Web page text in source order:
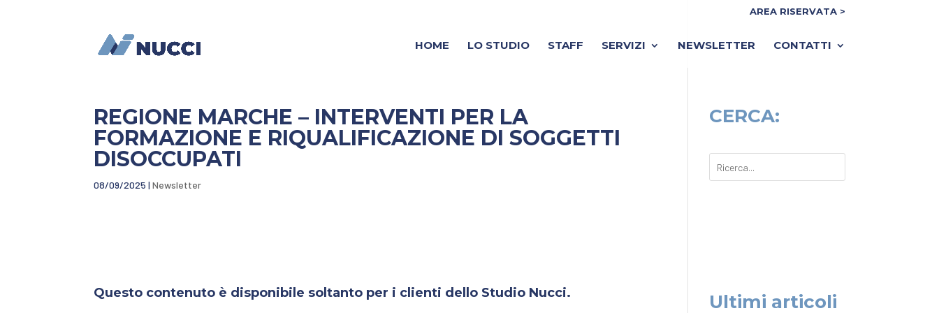
AREA RISERVATA >
HOME LO STUDIO STAFF SERVIZI NEWSLETTER CONTATTI
REGIONE MARCHE – INTERVENTI PER LA
FORMAZIONE E RIQUALIFICAZIONE DI SOGGETTI
DISOCCUPATI
08/09/2025 |Newsletter
Questo contenuto è disponibile soltanto per i clienti dello Studio Nucci.
CERCA:
Ultimi articoli